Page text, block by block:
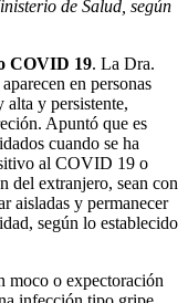
de Salud, según
COVID 19. La Dra.
en personas
alta y persistente,
Apuntó que es
cuando se ha
al COVID 19 o
del extranjero, sean con
aisladas y permanecer
según lo establecido
moco o expectoración